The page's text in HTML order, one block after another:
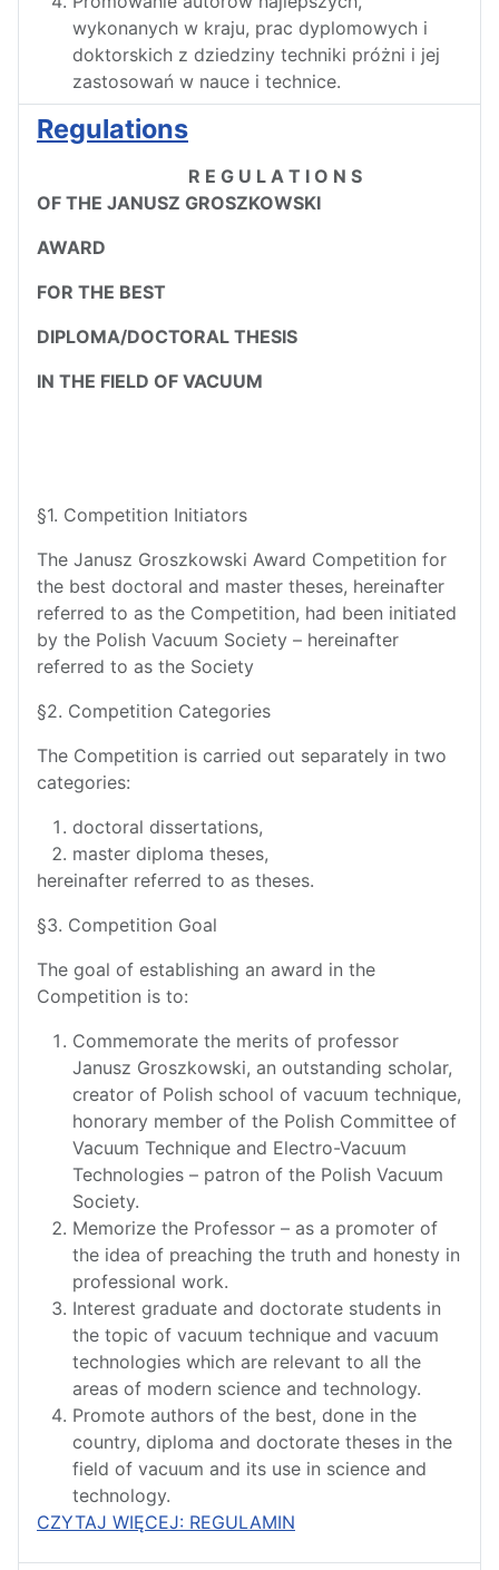
wykonanych w kraju, prac dyplomowych i
doktorskich z dziedziny techniki próżni i jej
zastosowań w nauce i technice.
Regulations
R E G U L A T I O N S
OF THE JANUSZ GROSZKOWSKI
AWARD
FOR THE BEST
DIPLOMA/DOCTORAL THESIS
IN THE FIELD OF VACUUM
§1. Competition Initiators
The Janusz Groszkowski Award Competition for
the best doctoral and master theses, hereinafter
referred to as the Competition, had been initiated
by the Polish Vacuum Society – hereinafter
referred to as the Society
§2. Competition Categories
The Competition is carried out separately in two
categories:
doctoral dissertations,
master diploma theses,
hereinafter referred to as theses.
§3. Competition Goal
The goal of establishing an award in the
Competition is to:
Commemorate the merits of professor
Janusz Groszkowski, an outstanding scholar,
creator of Polish school of vacuum technique,
honorary member of the Polish Committee of
Vacuum Technique and Electro-Vacuum
Technologies – patron of the Polish Vacuum
Society.
Memorize the Professor – as a promoter of
the idea of preaching the truth and honesty in
professional work.
Interest graduate and doctorate students in
the topic of vacuum technique and vacuum
technologies which are relevant to all the
areas of modern science and technology.
Promote authors of the best, done in the
country, diploma and doctorate theses in the
field of vacuum and its use in science and
technology.
CZYTAJ WIĘCEJ: REGULAMIN